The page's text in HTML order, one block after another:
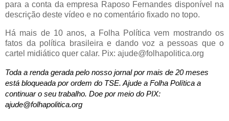
para a conta da empresa Raposo Fernandes disponível na
descrição deste vídeo e no comentário fixado no topo.
Há mais de 10 anos, a Folha Política vem mostrando os
fatos da política brasileira e dando voz a pessoas que o
cartel midiático quer calar. Pix: ajude@folhapolitica.org
Toda a renda gerada pelo nosso jornal por mais de 20 meses
está bloqueada por ordem do TSE. Ajude a Folha Política a
continuar o seu trabalho. Doe por meio do PIX:
ajude@folhapolitica.org